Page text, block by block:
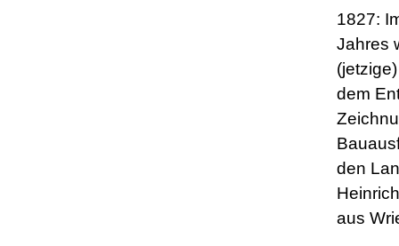
1827:
Jahres
dem
den
aus